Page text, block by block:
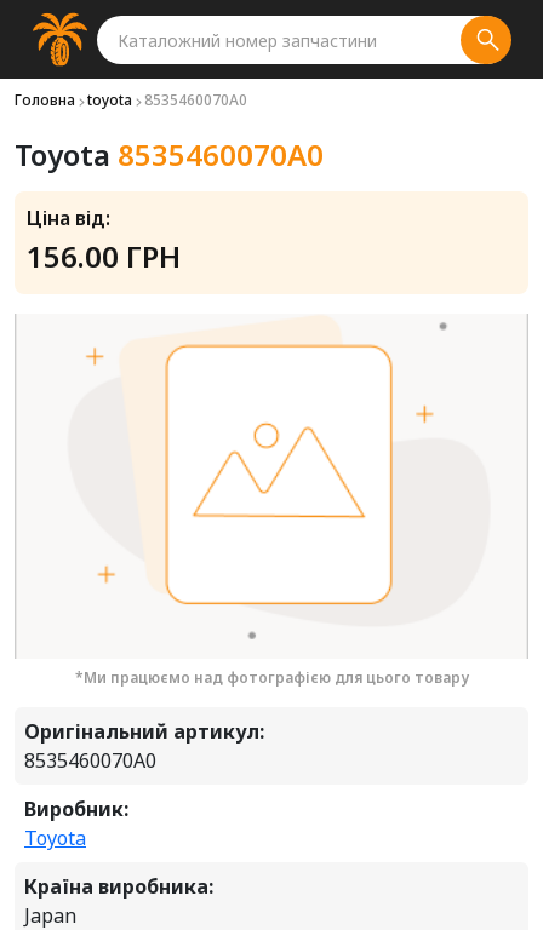
Головна toyota 8535460070A0
Toyota 8535460070A0
Ціна від:
156.00 ГРН
*Ми працюємо над фотографією для цього товару
Оригінальний артикул:
8535460070A0
Виробник:
Toyota
Країна виробника:
Japan